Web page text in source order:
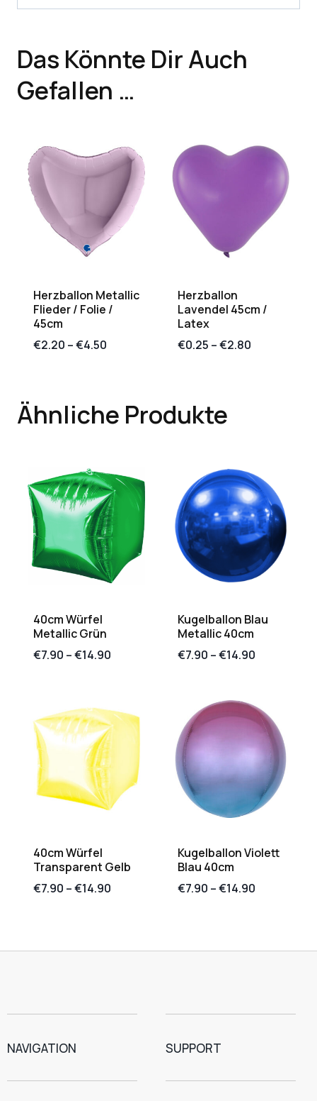
Das Könnte Dir Auch
Gefallen …
Herzballon Metallic
Flieder / Folie /
45cm
€2.20 –€4.50
Herzballon
Lavendel 45cm /
Latex
€0.25 –€2.80
Ähnliche Produkte
40cm Würfel
Metallic Grün
€7.90 –€14.90
Kugelballon Blau
Metallic 40cm
€7.90 –€14.90
40cm Würfel
Transparent Gelb
€7.90 –€14.90
Kugelballon Violett
Blau 40cm
€7.90 –€14.90
NAVIGATION SUPPORT